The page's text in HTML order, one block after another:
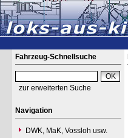
Fahrzeug-Schnellsuche
zur erweiterten Suche
Navigation
DWK, MaK, Vossloh usw.